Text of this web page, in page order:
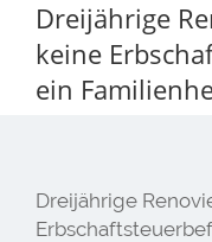
Dreijährige
keine
ein
Dreijährige